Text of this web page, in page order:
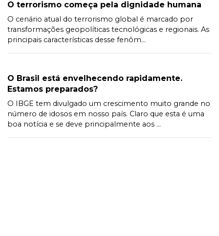
O terrorismo começa pela dignidade humana
O cenário atual do terrorismo global é marcado por
transformações geopolíticas tecnológicas e regionais. As
principais características desse fenôm...
O Brasil está envelhecendo rapidamente.
Estamos preparados?
O IBGE tem divulgado um crescimento muito grande no
número de idosos em nosso país. Claro que esta é uma
boa notícia e se deve principalmente aos ...